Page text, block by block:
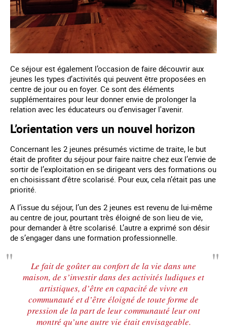
Ce séjour est également l’occasion de faire découvrir aux
jeunes les types d’activités qui peuvent être proposées en
centre de jour ou en foyer. Ce sont des éléments
supplémentaires pour leur donner envie de prolonger la
relation avec les éducateurs ou d’envisager l'avenir.
L’orientation vers un nouvel horizon
Concernant les 2 jeunes présumés victime de traite, le but
était de profiter du séjour pour faire naitre chez eux l’envie de
sortir de l’exploitation en se dirigeant vers des formations ou
en choisissant d’être scolarisé. Pour eux, cela n’était pas une
priorité.
A l’issue du séjour, l’un des 2 jeunes est revenu de lui-même
au centre de jour, pourtant très éloigné de son lieu de vie,
pour demander à être scolarisé. L’autre a exprimé son désir
de s’engager dans une formation professionnelle.
Le fait de goûter au confort de la vie dans une
maison, de s’investir dans des activités ludiques et
artistiques, d’être en capacité de vivre en
communauté et d’être éloigné de toute forme de
pression de la part de leur communauté leur ont
montré qu’une autre vie était envisageable.